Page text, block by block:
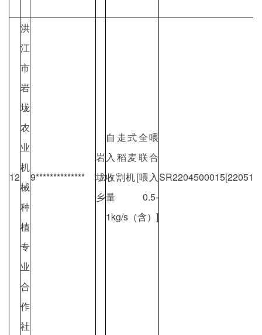
12
洪
江
市
岩
垅
农
业
机
械
种
植
专
业
合
作
社
9**************
岩
垅
乡
自走式全喂
入稻麦联合
收割机[喂入
量0.5-
1kg/s（含）]